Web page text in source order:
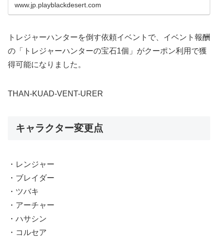
www.jp.playblackdesert.com
トレジャーハンターを倒す依頼イベントで、イベント報酬
の「トレジャーハンターの宝石1個」がクーポン利用で獲
得可能になりました。
THAN-KUAD-VENT-URER
キャラクター変更点
・レンジャー
・ブレイダー
・ツバキ
・アーチャー
・ハサシン
・コルセア